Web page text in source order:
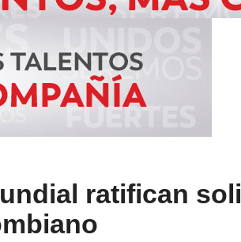
ratifican